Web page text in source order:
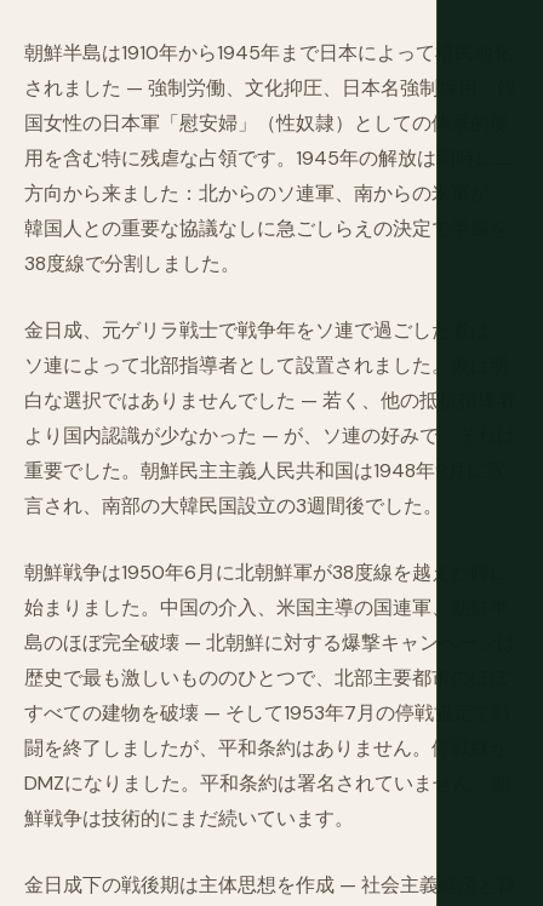
朝鮮半島は1910年から1945年まで日本によって植民地化
されました — 強制労働、文化抑圧、日本名強制採用、韓
国女性の日本軍「慰安婦」（性奴隷）としての体系的使
用を含む特に残虐な占領です。1945年の解放は同時に二
方向から来ました：北からのソ連軍、南からの米軍が、
韓国人との重要な協議なしに急ごしらえの決定で半島を
38度線で分割しました。
金日成、元ゲリラ戦士で戦争年をソ連で過ごした者は、
ソ連によって北部指導者として設置されました。彼は明
白な選択ではありませんでした — 若く、他の抵抗指導者
より国内認識が少なかった — が、ソ連の好みで、それは
重要でした。朝鮮民主主義人民共和国は1948年9月に宣
言され、南部の大韓民国設立の3週間後でした。
朝鮮戦争は1950年6月に北朝鮮軍が38度線を越えた時に
始まりました。中国の介入、米国主導の国連軍、朝鮮半
島のほぼ完全破壊 — 北朝鮮に対する爆撃キャンペーンは
歴史で最も激しいもののひとつで、北部主要都市のほぼ
すべての建物を破壊 — そして1953年7月の停戦協定で戦
闘を終了しましたが、平和条約はありません。停戦線が
DMZになりました。平和条約は署名されていません。朝
鮮戦争は技術的にまだ続いています。
金日成下の戦後期は主体思想を作成 — 社会主義経済と韓